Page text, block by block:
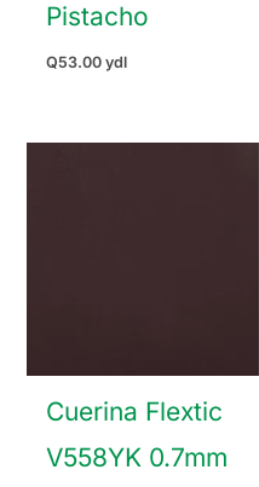
Pistacho
Q53.00 ydl
Cuerina Flextic
V558YK 0.7mm